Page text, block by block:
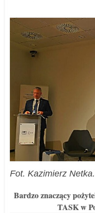
Fot. Kazimierz Netka.
Bardzo znaczący
TASK w